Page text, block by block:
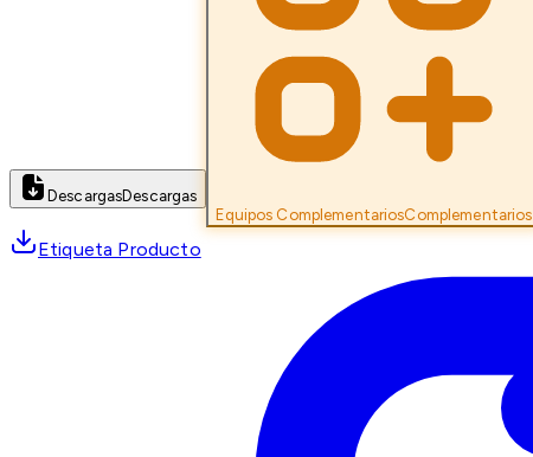
DescargasDescargas
Equipos ComplementariosComplementarios
Etiqueta Producto